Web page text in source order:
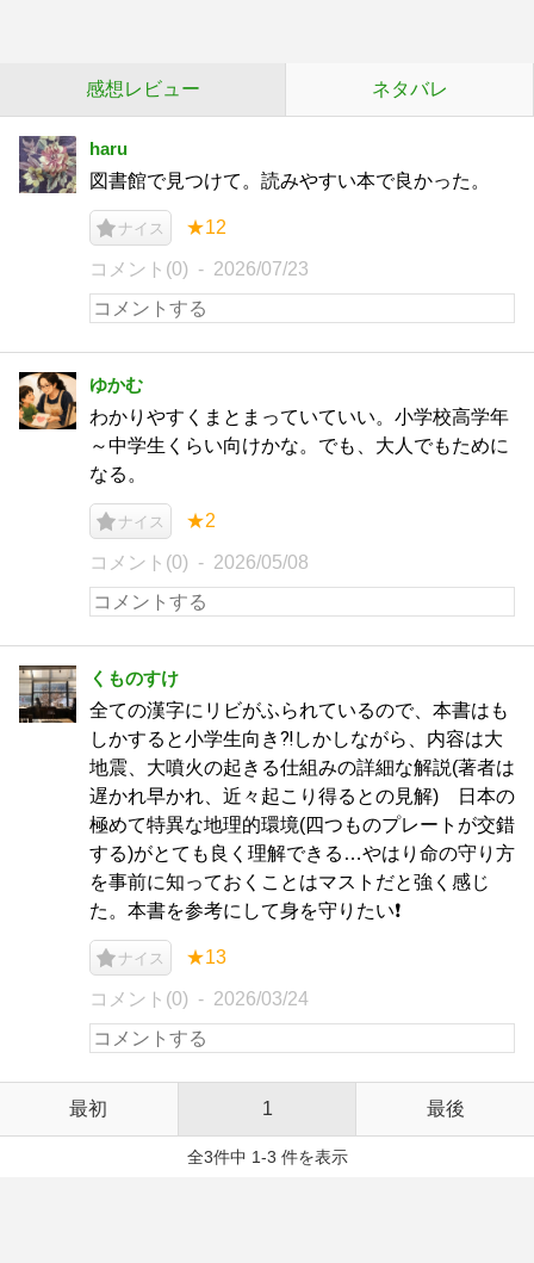
感想レビュー ネタバレ
haru
図書館で見つけて。読みやすい本で良かった。
ナイス ★12
コメント(0) 2026/07/23
ゆかむ
わかりやすくまとまっていていい。小学校高学年
～中学生くらい向けかな。でも、大人でもために
なる。
ナイス ★2
コメント(0) 2026/05/08
くものすけ
全ての漢字にリビがふられているので、本書はも
しかすると小学生向き⁈しかしながら、内容は大
地震、大噴火の起きる仕組みの詳細な解説(著者は
遅かれ早かれ、近々起こり得るとの見解) 日本の
極めて特異な地理的環境(四つものプレートが交錯
する)がとても良く理解できる…やはり命の守り方
を事前に知っておくことはマストだと強く感じ
た。本書を参考にして身を守りたい❗️
ナイス ★13
コメント(0) 2026/03/24
最初 1 最後
全3件中 1-3 件を表示